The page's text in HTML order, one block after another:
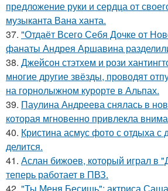
предложение руки и сердца от
музыканта Вана ханта.
37. "Отдаёт Всего Себя Дочке от
фанаты Андрея Аршавина
38. Джейсон стэтхем и рози
многие другие звёзды, проводят
на горнолыжном курорте в Альпах.
39. Паулина Андреева снялась в
которая мгновенно привлекла
40. Кристина асмус фото с отдыха с
делится.
41. Аслан бижоев, который играл в
теперь работает в ПВЗ.
42. "Ты Меня Бесишь": актриса Саша